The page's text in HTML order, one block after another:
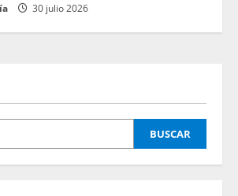
30 julio 2026
BUSCAR